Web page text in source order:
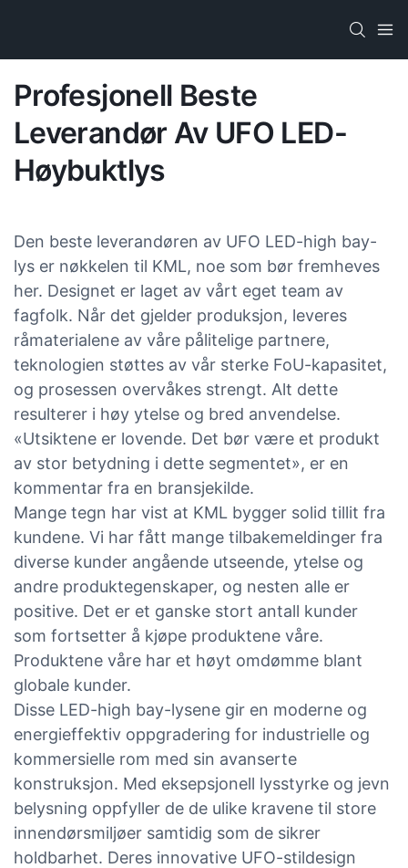
Profesjonell Beste
Leverandør Av UFO LED-
Høybuktlys
Den beste leverandøren av UFO LED-high bay-
lys er nøkkelen til KML, noe som bør fremheves
her. Designet er laget av vårt eget team av
fagfolk. Når det gjelder produksjon, leveres
råmaterialene av våre pålitelige partnere,
teknologien støttes av vår sterke FoU-kapasitet,
og prosessen overvåkes strengt. Alt dette
resulterer i høy ytelse og bred anvendelse.
«Utsiktene er lovende. Det bør være et produkt
av stor betydning i dette segmentet», er en
kommentar fra en bransjekilde.
Mange tegn har vist at KML bygger solid tillit fra
kundene. Vi har fått mange tilbakemeldinger fra
diverse kunder angående utseende, ytelse og
andre produktegenskaper, og nesten alle er
positive. Det er et ganske stort antall kunder
som fortsetter å kjøpe produktene våre.
Produktene våre har et høyt omdømme blant
globale kunder.
Disse LED-high bay-lysene gir en moderne og
energieffektiv oppgradering for industrielle og
kommersielle rom med sin avanserte
konstruksjon. Med eksepsjonell lysstyrke og jevn
belysning oppfyller de de ulike kravene til store
innendørsmiljøer samtidig som de sikrer
holdbarhet. Deres innovative UFO-stildesign